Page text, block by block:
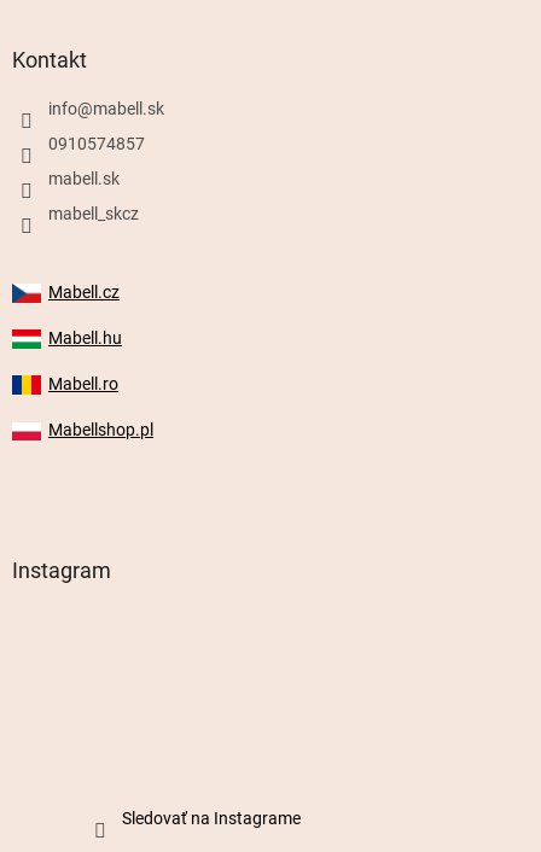
Kontakt
info@mabell.sk
0910574857
mabell.sk
mabell_skcz
Mabell.cz
Mabell.hu
Mabell.ro
Mabellshop.pl
Instagram
Sledovať na Instagrame